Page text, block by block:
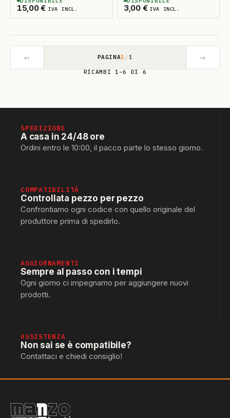
441224
15,00€ IVA INCL.
2DISPONIBILI 3,00 € IVA INCL.
60 DISPONIBILI
← PAGINA1 /1 →
RICAMBI 1–6 DI 6
SPEDIZIONE
A casa in 24/48 ore
Ordini entro le 10:00, il pacco parte lo stesso giorno.
COMPATIBILITÀ
Controllata pezzo per pezzo
Confrontiamo ogni codice con quello originale del
produttore prima di spedirlo.
AGGIORNAMENTI
Sempre al passo con i tempi
Ogni giorno ci impegnamo per aggiungere nuovi
prodotti.
ASSISTENZA
Non sai se è compatibile?
Contattaci e chiedi consiglio!